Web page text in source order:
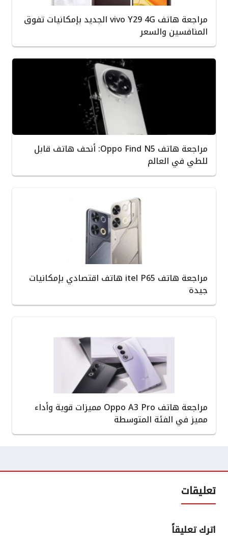
مراجعة هاتف vivo Y29 4G الجديد بإمكانيات تفوق
المنافسين والسعر
مراجعة هاتف Oppo Find N5: أنحف هاتف قابل
للطي في العالم
مراجعة هاتف itel P65 هاتف اقتصادي بإمكانيات
جيدة
مراجعة هاتف Oppo A3 Pro مميزات قوية وأداء
مميز في الفئة المتوسطة
تعليقات
اترك تعليقاً